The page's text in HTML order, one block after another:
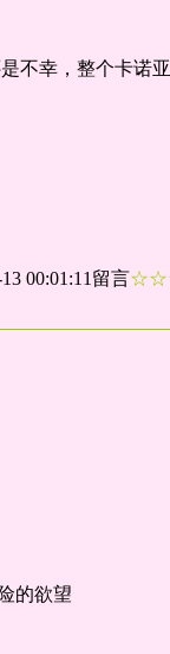
不幸，整个卡诺
00:01:11留言
的欲望